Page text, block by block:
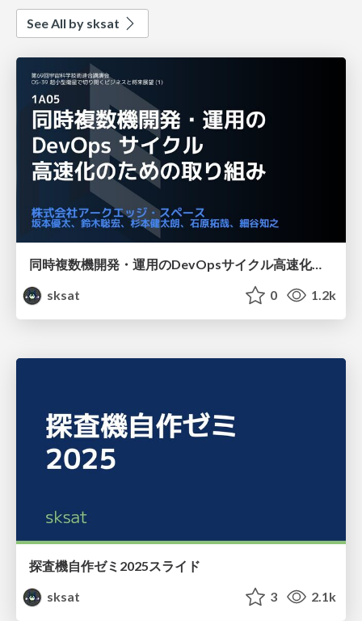
See All by sksat
同時複数機開発・運用のDevOpsサイクル高速化のための取り組み
sksat
0 1.2k
探査機自作ゼミ2025スライド
sksat
3 2.1k